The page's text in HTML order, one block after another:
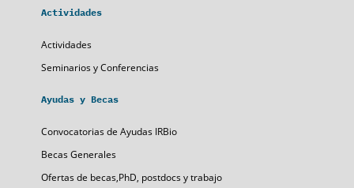
Actividades
Actividades
Seminarios y Conferencias
Ayudas y Becas
Convocatorias de Ayudas IRBio
Becas Generales
Ofertas de becas,PhD, postdocs y trabajo